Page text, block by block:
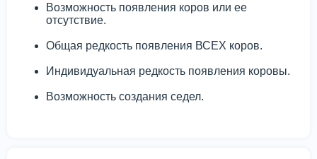
Возможность появления коров или ее
отсутствие.
Общая редкость появления ВСЕХ коров.
Индивидуальная редкость появления коровы.
Возможность создания седел.